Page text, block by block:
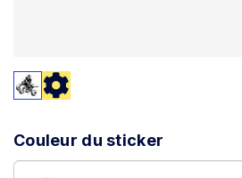
Couleur du sticker